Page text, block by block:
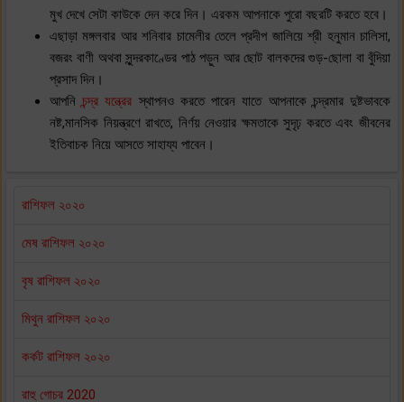
মুখ দেখে সেটা কাউকে দেন করে দিন। এরকম আপনাকে পুরো বছরটি করতে হবে।
এছাড়া মঙ্গলবার আর শনিবার চামেলীর তেলে প্রদীপ জালিয়ে শ্রী হনুমান চালিসা,
বজরং বাণী অথবা সুন্দরকাণ্ডের পাঠ পড়ুন আর ছোট বালকদের গুড়-ছোলা বা বুঁদিয়া
প্রসাদ দিন।
আপনিচন্দ্র যন্ত্রের স্থাপনও করতে পারেন যাতে আপনাকে চন্দ্রমার দুষ্টভাবকে
নষ্ট,মানসিক নিয়ন্ত্রণে রাখতে, নির্ণয় নেওয়ার ক্ষমতাকে সুদৃঢ় করতে এবং জীবনের
ইতিবাচক নিয়ে আসতে সাহায্য পাবেন।
রাশিফল ২০২০
মেষ রাশিফল ২০২০
বৃষ রাশিফল ২০২০
মিথুন রাশিফল ২০২০
কর্কট রাশিফল ২০২০
রাহু গোচর 2020